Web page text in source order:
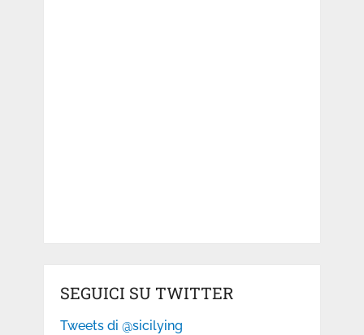
SEGUICI SU TWITTER
Tweets di @sicilying